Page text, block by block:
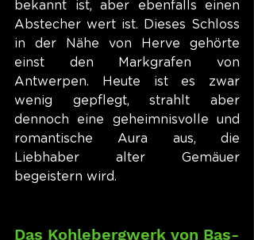
bekannt ist, aber ebenfalls einen
Abstecher wert ist. Dieses Schloss
in der Nähe von Herve gehörte
einst den Markgrafen von
Antwerpen. Heute ist es zwar
wenig gepflegt, strahlt aber
dennoch eine geheimnisvolle und
romantische Aura aus, die
Liebhaber alter Gemäuer
begeistern wird.
Das Kohlebergwerk von Bas-